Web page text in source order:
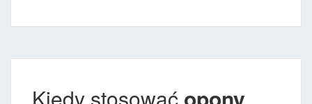
Kiedy stosować opony